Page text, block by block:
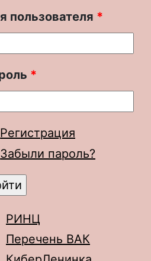
пользователя *
*
Регистрация
Забыли пароль?
РИНЦ
Перечень ВАК